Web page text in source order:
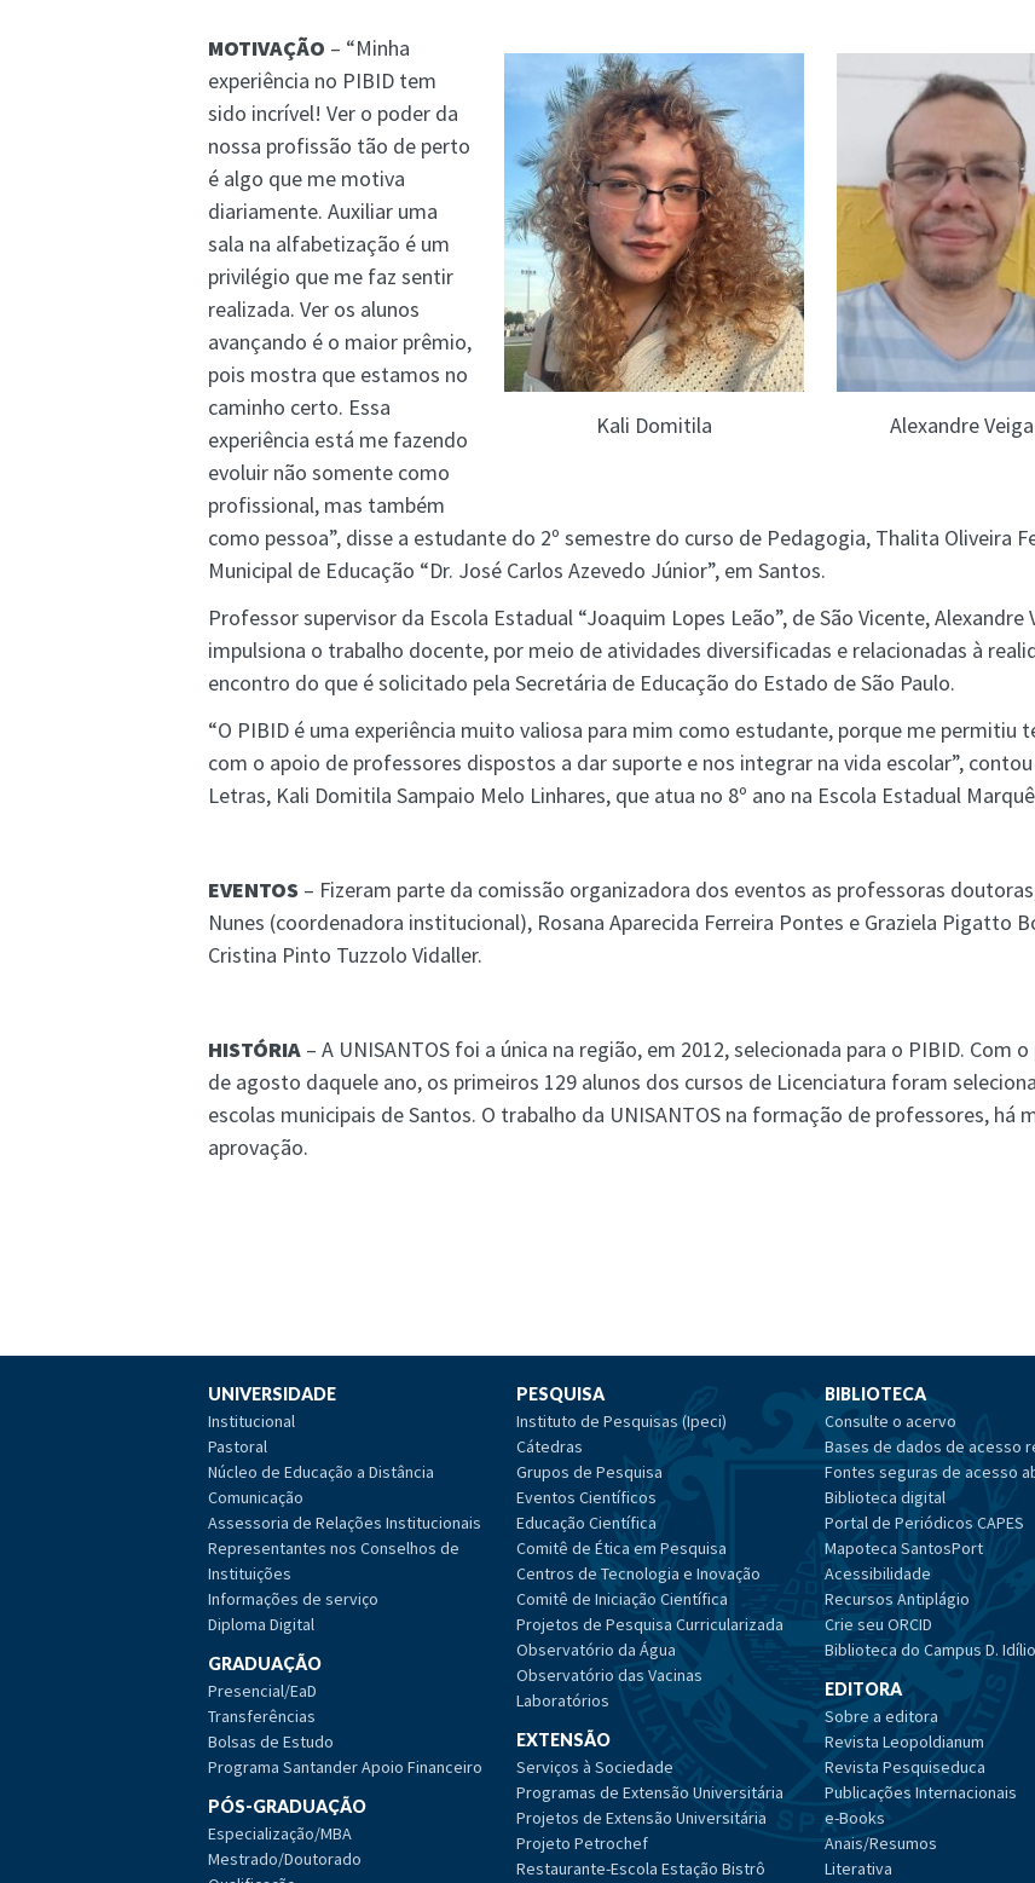
Alexandre Veiga
Kali Domitila
MOTIVAÇÃO – “Minha
experiência no PIBID tem
sido incrível! Ver o poder da
nossa profissão tão de perto
é algo que me motiva
diariamente. Auxiliar uma
sala na alfabetização é um
privilégio que me faz sentir
realizada. Ver os alunos
avançando é o maior prêmio,
pois mostra que estamos no
caminho certo. Essa
experiência está me fazendo
evoluir não somente como
profissional, mas também
como pessoa”, disse a estudante do 2º semestre do curso de Pedagogia, Thalita Oliveira
Municipal de Educação “Dr. José Carlos Azevedo Júnior”, em Santos.
Professor supervisor da Escola Estadual “Joaquim Lopes Leão”, de São Vicente,
impulsiona o trabalho docente, por meio de atividades diversificadas e relacionadas à
encontro do que é solicitado pela Secretária de Educação do Estado de São Paulo.
“O PIBID é uma experiência muito valiosa para mim como estudante, porque me permitiu
com o apoio de professores dispostos a dar suporte e nos integrar na vida escolar”,
Letras, Kali Domitila Sampaio Melo Linhares, que atua no 8º ano na Escola Estadual
EVENTOS – Fizeram parte da comissão organizadora dos eventos as professoras
Nunes (coordenadora institucional), Rosana Aparecida Ferreira Pontes e Graziela Pigatto
Cristina Pinto Tuzzolo Vidaller.
HISTÓRIA – A UNISANTOS foi a única na região, em 2012, selecionada para o PIBID.
de agosto daquele ano, os primeiros 129 alunos dos cursos de Licenciatura foram
escolas municipais de Santos. O trabalho da UNISANTOS na formação de professores, há
aprovação.
UNIVERSIDADE
Institucional
Pastoral
Núcleo de Educação a Distância
Comunicação
Assessoria de Relações Institucionais
Representantes nos Conselhos de
Instituições
Informações de serviço
Diploma Digital
GRADUAÇÃO
Presencial/EaD
Transferências
Bolsas de Estudo
Programa Santander Apoio Financeiro
PÓS-GRADUAÇÃO
Especialização/MBA
Mestrado/Doutorado
PESQUISA
Instituto de Pesquisas (Ipeci)
Cátedras
Grupos de Pesquisa
Eventos Científicos
Educação Científica
Comitê de Ética em Pesquisa
Centros de Tecnologia e Inovação
Comitê de Iniciação Científica
Projetos de Pesquisa Curricularizada
Observatório da Água
Observatório das Vacinas
Laboratórios
EXTENSÃO
Serviços à Sociedade
Programas de Extensão Universitária
Projetos de Extensão Universitária
Projeto Petrochef
Restaurante-Escola Estação Bistrô
BIBLIOTECA
Consulte o acervo
Bases de dados de acesso
Fontes seguras de acesso
Biblioteca digital
Portal de Periódicos CAPES
Mapoteca SantosPort
Acessibilidade
Recursos Antiplágio
Crie seu ORCID
Biblioteca do Campus D. Idílio
EDITORA
Sobre a editora
Revista Leopoldianum
Revista Pesquiseduca
Publicações Internacionais
e-Books
Anais/Resumos
Literativa